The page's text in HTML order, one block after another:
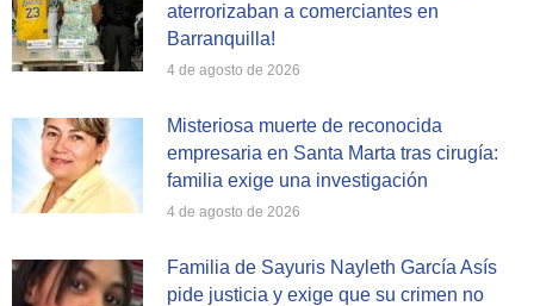
aterrorizaban a comerciantes en
Barranquilla!
4 de agosto de 2026
Misteriosa muerte de reconocida
empresaria en Santa Marta tras cirugía:
familia exige una investigación
4 de agosto de 2026
Familia de Sayuris Nayleth García Asís
pide justicia y exige que su crimen no